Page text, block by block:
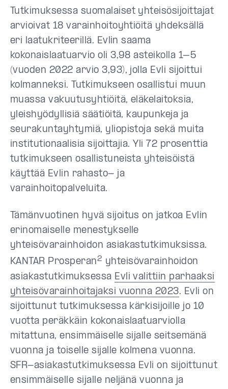
Tutkimuksessa suomalaiset yhteisösijoittajat
arvioivat 18 varainhoitoyhtiöitä yhdeksällä
eri laatukriteerillä. Evlin saama
kokonaislaatuarvio oli 3,98 asteikolla 1–5
(vuoden 2022 arvio 3,93), jolla Evli sijoittui
kolmanneksi. Tutkimukseen osallistui muun
muassa vakuutusyhtiöitä, eläkelaitoksia,
yleishyödyllisiä säätiöitä, kaupunkeja ja
seurakuntayhtymiä, yliopistoja sekä muita
institutionaalisia sijoittajia. Yli 72 prosenttia
tutkimukseen osallistuneista yhteisöistä
käyttää Evlin rahasto- ja
varainhoitopalveluita.
Tämänvuotinen hyvä sijoitus on jatkoa Evlin
erinomaiselle menestykselle
yhteisövarainhoidon asiakastutkimuksissa.
KANTAR Prosperan2 yhteisövarainhoidon
asiakastutkimuksessa Evli valittiin parhaaksi
yhteisövarainhoitajaksi vuonna 2023. Evli on
sijoittunut tutkimuksessa kärkisijoille jo 10
vuotta peräkkäin kokonaislaatuarviolla
mitattuna, ensimmäiselle sijalle seitsemänä
vuonna ja toiselle sijalle kolmena vuonna.
SFR-asiakastutkimuksessa Evli on sijoittunut
ensimmäiselle sijalle neljänä vuonna ja